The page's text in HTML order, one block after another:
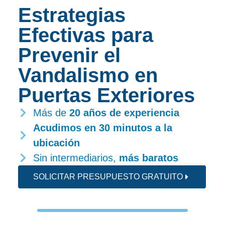
Estrategias
Efectivas para
Prevenir el
Vandalismo en
Puertas Exteriores
Más de 20 años de experiencia
Acudimos en 30 minutos a la
ubicación
Sin intermediarios, más baratos
SOLICITAR PRESUPUESTO GRATUITO